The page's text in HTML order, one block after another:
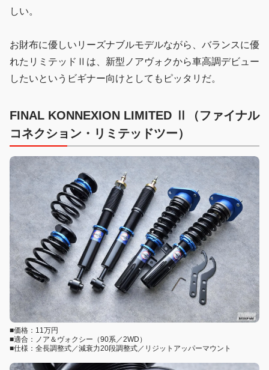
しい。
お財布に優しいリーズナブルモデルながら、バランスに優
れたリミテッドⅡは、新型ノアヴォクから車高調デビュー
したいというビギナー向けとしてもピッタリだ。
FINAL KONNEXION LIMITED Ⅱ（ファイナル
コネクション・リミテッドツー）
■価格：11万円
■適合：ノア＆ヴォクシー（90系／2WD）
■仕様：全長調整式／減衰力20段調整式／リジットアッパーマウント